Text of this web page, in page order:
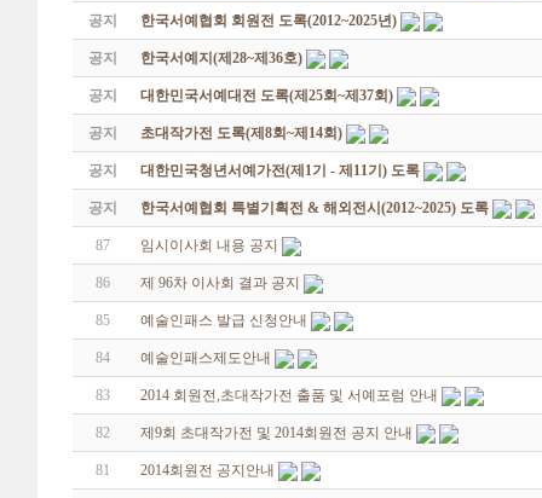
공지 한국서예협회 회원전 도록(2012~2025년)
공지 한국서예지(제28~제36호)
공지 대한민국서예대전 도록(제25회~제37회)
공지 초대작가전 도록(제8회~제14회)
공지 대한민국청년서예가전(제1기 - 제11기) 도록
공지 한국서예협회 특별기획전 & 해외전시(2012~2025) 도록
87 임시이사회 내용 공지
86 제 96차 이사회 결과 공지
85 예술인패스 발급 신청안내
84 예술인패스제도안내
83 2014 회원전,초대작가전 출품 및 서예포럼 안내
82 제9회 초대작가전 및 2014회원전 공지 안내
81 2014회원전 공지안내